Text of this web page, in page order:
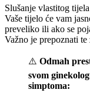
Slušanje vlastitog
Vaše tijelo će vam
preveliko ili ako se
Važno je prepoznati
⚠️ Odmah
svom
simptoma: